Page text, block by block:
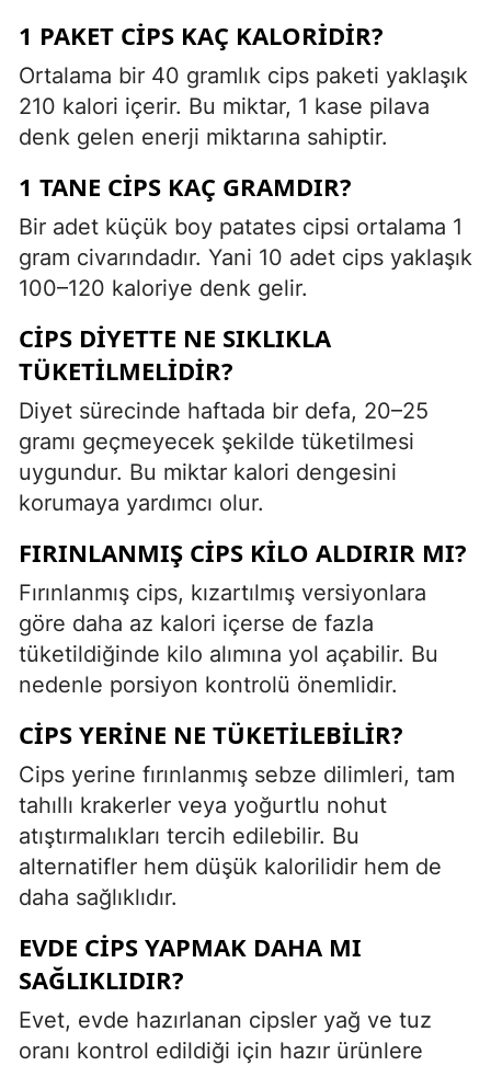
1 PAKET CIPS KAÇ KALORIDIR?
Ortalama bir 40 gramlık cips paketi yaklaşık
210 kalori içerir. Bu miktar, 1 kase pilava
denk gelen enerji miktarına sahiptir.
1 TANE CIPS KAÇ GRAMDIR?
Bir adet küçük boy patates cipsi ortalama 1
gram civarındadır. Yani 10 adet cips yaklaşık
100–120 kaloriye denk gelir.
CIPS DIYETTE NE SIKLIKLA
TÜKETILMELIDIR?
Diyet sürecinde haftada bir defa, 20–25
gramı geçmeyecek şekilde tüketilmesi
uygundur. Bu miktar kalori dengesini
korumaya yardımcı olur.
FIRINLANMIŞ CIPS KILO ALDIRIR MI?
Fırınlanmış cips, kızartılmış versiyonlara
göre daha az kalori içerse de fazla
tüketildiğinde kilo alımına yol açabilir. Bu
nedenle porsiyon kontrolü önemlidir.
CIPS YERINE NE TÜKETILEBILIR?
Cips yerine fırınlanmış sebze dilimleri, tam
tahıllı krakerler veya yoğurtlu nohut
atıştırmalıkları tercih edilebilir. Bu
alternatifler hem düşük kalorilidir hem de
daha sağlıklıdır.
EVDE CIPS YAPMAK DAHA MI
SAĞLIKLIDIR?
Evet, evde hazırlanan cipsler yağ ve tuz
oranı kontrol edildiği için hazır ürünlere